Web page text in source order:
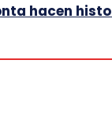
hacen